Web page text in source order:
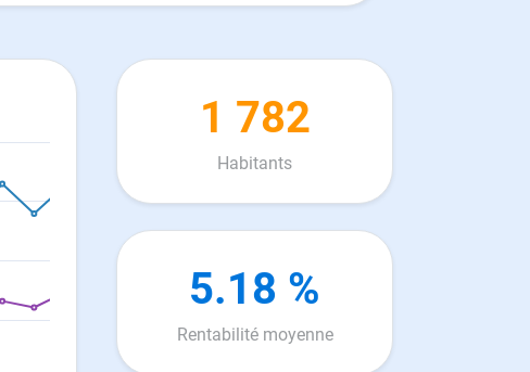
1 782
Habitants
5.18 %
Rentabilité moyenne